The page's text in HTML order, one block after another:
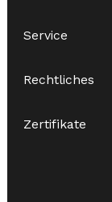
Service
Rechtliches
Zertifikate